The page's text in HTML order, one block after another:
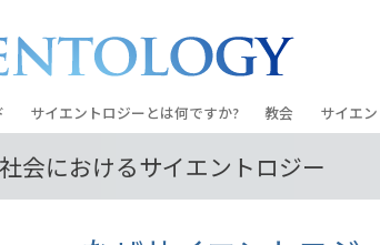
サイエントロジーとは何ですか?
信条と実践
教会
教会を探す
サイエ
グランド
社会におけるサイエントロジー